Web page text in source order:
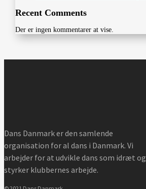
Recent Comments
Der er ingen kommentarer at vise.
Dans Danmark er den samlende
organisation for al dans i Danmark. Vi
arbejder for at udvikle dans som idræt og
styrker klubbernes arbejde.